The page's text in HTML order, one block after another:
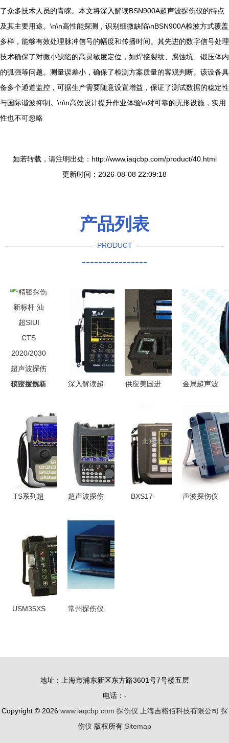
了众多技术人员的青睐。本文将深入解读BSN900A超声波探伤仪的特点
及其主要用途。\n\n高性能探测，识别细微缺陷\nBSN900A检波方式覆盖
多样，能够有效处理脉冲信号的幅度和传播时间。其先进的数字信号处理
技术确保了对微小缺陷的高灵敏度定位，如焊接裂纹、腐蚀坑、锻压体内
的弧强等问题。测量误差小，确保了检测方案质量的客观判断。该设备具
备多个通道监控，可据生产需要随意设置增益，保证了测试数据的稳定性
与国际谐波抑制。\n\n高效设计提升作业体验\n对可靠的无形设施，实用
性也不可忽略
如若转载，请注明出处：http://www.iaqcbp.com/product/40.html
更新时间：2026-08-08 22:09:18
产品列表
PRODUCT
----------------
精密探伤新
SIUI CTS
2020/2030
超声波探伤
仪深度解析
深入解读超
能、应用与
优势
供应美国进
1000超声
波探伤仪
无损超声检
测的先驱之
金属超声波
ZT301型超
声波探伤仪
的应用与优
势
TS系列超
详解
超声波探伤
SUB100/110
高精度无损
检测的工业
利器
BXS17-
声波探伤仪
USM35XS
常州探伤仪
地址：上海市浦东新区东方路3601号7号楼五层
电话：-
Copyright © 2026 www.iaqcbp.com 探伤仪 上海吉榕佰科技有限公司 探
伤仪 版权所有 Sitemap